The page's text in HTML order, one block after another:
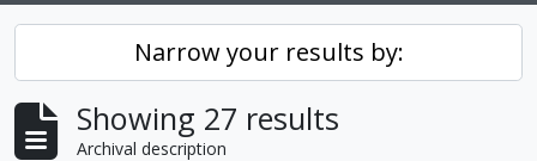
Narrow your results by:
Showing 27 results
Archival description